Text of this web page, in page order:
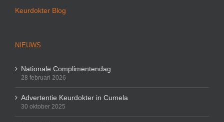
Keurdokter Blog
NIEUWS
Nationale Complimentendag
28 februari 2026
Advertentie Keurdokter in Cumela
30 oktober 2025